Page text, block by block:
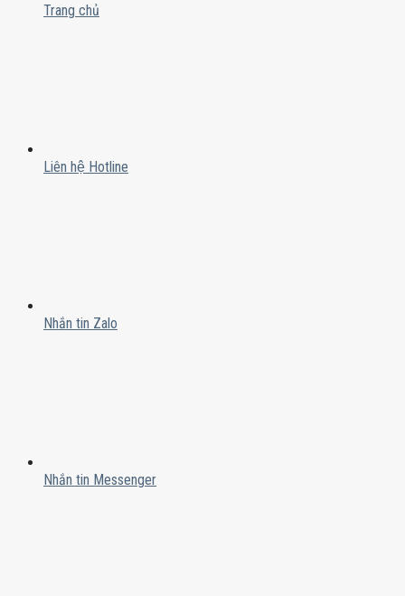
Trang chủ
Liên hệ Hotline
Nhắn tin Zalo
Nhắn tin Messenger